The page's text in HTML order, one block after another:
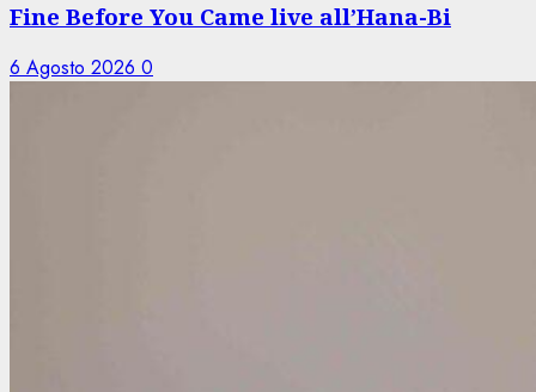
Fine Before You Came live all’Hana-Bi
6 Agosto 2026 0